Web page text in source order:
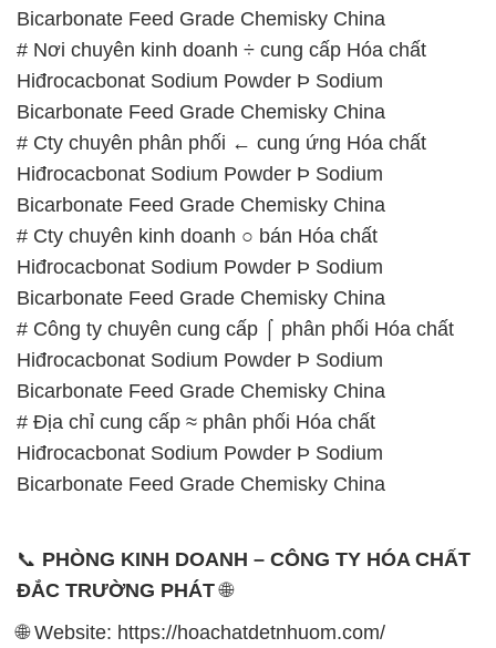
Bicarbonate Feed Grade Chemisky China
# Nơi chuyên kinh doanh ÷ cung cấp Hóa chất
Hiđrocacbonat Sodium Powder Þ Sodium
Bicarbonate Feed Grade Chemisky China
# Cty chuyên phân phối ← cung ứng Hóa chất
Hiđrocacbonat Sodium Powder Þ Sodium
Bicarbonate Feed Grade Chemisky China
# Cty chuyên kinh doanh ○ bán Hóa chất
Hiđrocacbonat Sodium Powder Þ Sodium
Bicarbonate Feed Grade Chemisky China
# Công ty chuyên cung cấp ⌠ phân phối Hóa chất
Hiđrocacbonat Sodium Powder Þ Sodium
Bicarbonate Feed Grade Chemisky China
# Địa chỉ cung cấp ≈ phân phối Hóa chất
Hiđrocacbonat Sodium Powder Þ Sodium
Bicarbonate Feed Grade Chemisky China
📞 PHÒNG KINH DOANH – CÔNG TY HÓA CHẤT
ĐẮC TRƯỜNG PHÁT🌐
🌐 Website: https://hoachatdetnhuom.com/